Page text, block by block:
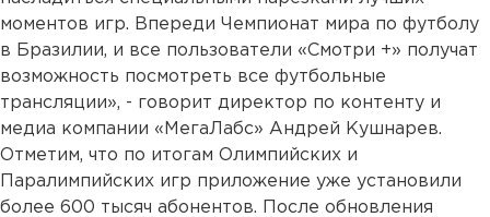
моментов игр. Впереди Чемпионат мира по футболу
в Бразилии, и все пользователи «Смотри +» получат
возможность посмотреть все футбольные
трансляции», - говорит директор по контенту и
медиа компании «МегаЛабс» Андрей Кушнарев.
Отметим, что по итогам Олимпийских и
Паралимпийских игр приложение уже установили
более 600 тысяч абонентов. После обновления